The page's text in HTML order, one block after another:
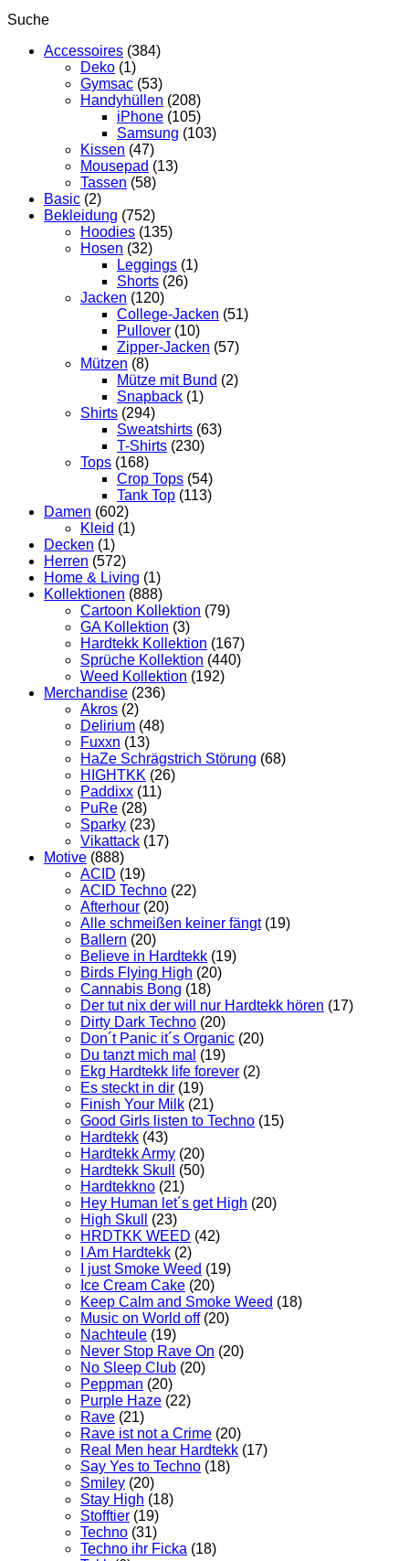
Suche
Accessoires (384)
Deko (1)
Gymsac (53)
Handyhüllen (208)
iPhone (105)
Samsung (103)
Kissen (47)
Mousepad (13)
Tassen (58)
Basic (2)
Bekleidung (752)
Hoodies (135)
Hosen (32)
Leggings (1)
Shorts (26)
Jacken (120)
College-Jacken (51)
Pullover (10)
Zipper-Jacken (57)
Mützen (8)
Mütze mit Bund (2)
Snapback (1)
Shirts (294)
Sweatshirts (63)
T-Shirts (230)
Tops (168)
Crop Tops (54)
Tank Top (113)
Damen (602)
Kleid (1)
Decken (1)
Herren (572)
Home & Living (1)
Kollektionen (888)
Cartoon Kollektion (79)
GA Kollektion (3)
Hardtekk Kollektion (167)
Sprüche Kollektion (440)
Weed Kollektion (192)
Merchandise (236)
Akros (2)
Delirium (48)
Fuxxn (13)
HaZe Schrägstrich Störung (68)
HIGHTKK (26)
Paddixx (11)
PuRe (28)
Sparky (23)
Vikattack (17)
Motive (888)
ACID (19)
ACID Techno (22)
Afterhour (20)
Alle schmeißen keiner fängt (19)
Ballern (20)
Believe in Hardtekk (19)
Birds Flying High (20)
Cannabis Bong (18)
Der tut nix der will nur Hardtekk hören (17)
Dirty Dark Techno (20)
Don´t Panic it´s Organic (20)
Du tanzt mich mal (19)
Ekg Hardtekk life forever (2)
Es steckt in dir (19)
Finish Your Milk (21)
Good Girls listen to Techno (15)
Hardtekk (43)
Hardtekk Army (20)
Hardtekk Skull
(50)
Hardtekkno (21)
Hey Human let´s get High (20)
High Skull
(23)
HRDTKK WEED (42)
I Am Hardtekk (2)
I just Smoke Weed (19)
Ice Cream Cake (20)
Keep Calm and Smoke Weed (18)
Music on World off (20)
Nachteule (19)
Never Stop Rave On (20)
No Sleep Club (20)
Peppman (20)
Purple Haze (22)
Rave (21)
Rave ist not a Crime (20)
Real Men hear Hardtekk (17)
Say Yes to Techno (18)
Smiley (20)
Stay High (18)
Stofftier (19)
Techno (31)
Techno ihr Ficka (18)